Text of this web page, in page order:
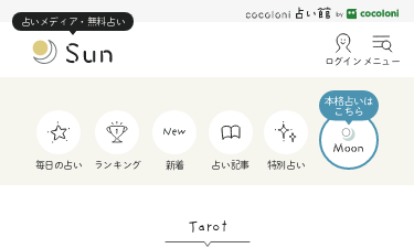
占いメディア・無料占い
ログイン メニュー
毎日の占い ランキング 新着 占い記事 特別占い
Tarot